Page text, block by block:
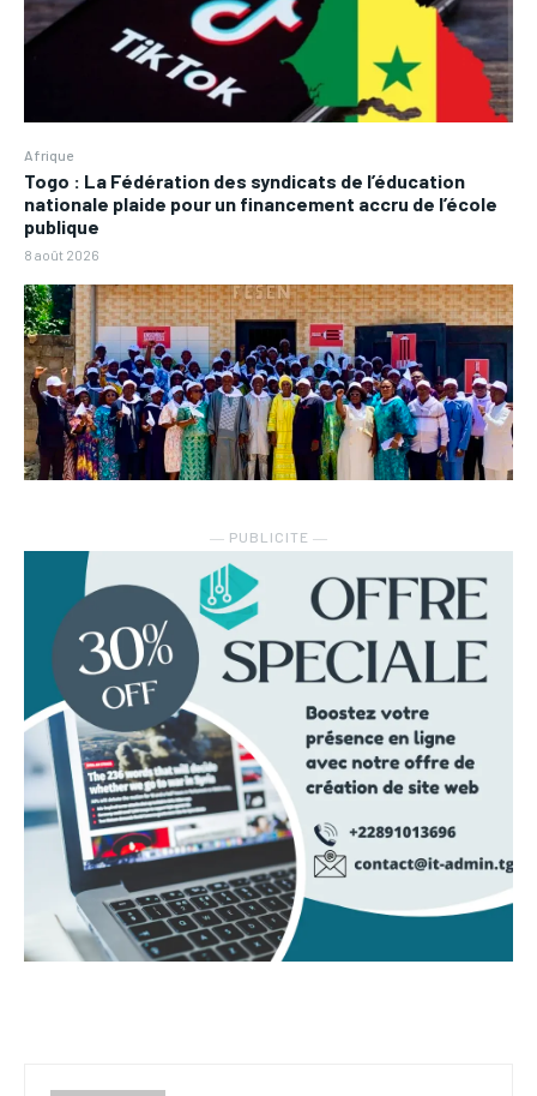
Afrique
Togo : La Fédération des syndicats de l’éducation
nationale plaide pour un financement accru de l’école
publique
8 août 2026
― PUBLICITE ―